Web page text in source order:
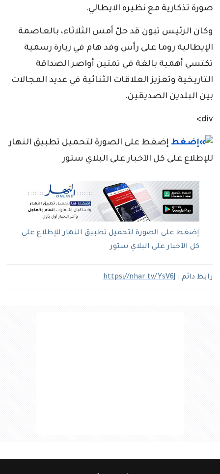
صورة تذكارية مع نظيره الايطالي.
وكان الرئيس تبون قد حلّ أمس الثلاثاء، بالعاصمة
الإيطالية روما على رأس وفد هام في زيارة رسمية
تكتسي أهمية بالغة في تمتين أواصر الصداقة
التاريخية وتعزيز العلاقات الثنائية في عديد المجالات
بين البلدين الصديقين.
div>
إضغط على الصورة لتحميل تطبيق النهار
للإطلاع على كل الآخبار على البلاي ستور
إضغط على الصورة لتحميل تطبيق النهار للإطلاع على
كل الآخبار على البلاي ستور
رابط دائم : https://nhar.tv/YsV6J